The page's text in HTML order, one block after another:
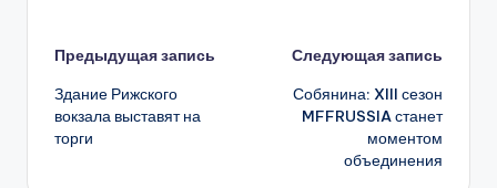
Навигация
записи
Предыдущая запись
Здание Рижского
вокзала выставят на
торги
Следующая запись
Собянина: XIII сезон
MFFRUSSIA станет
моментом
объединения